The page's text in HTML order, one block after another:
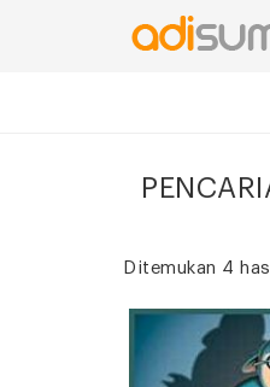
Ditemukan 4